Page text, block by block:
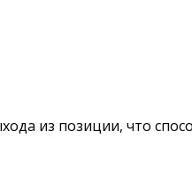
из позиции, что